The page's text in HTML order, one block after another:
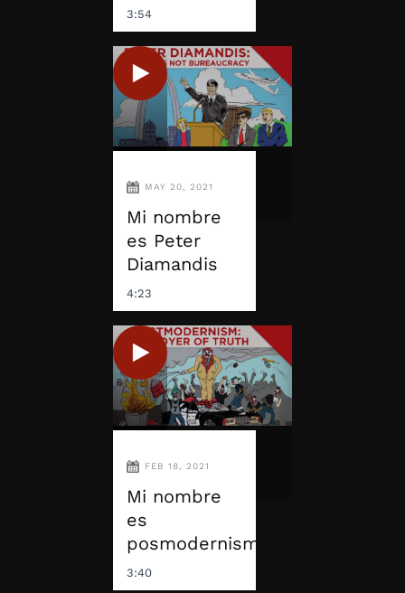
3:54
MAY 20, 2021
Mi nombre
es Peter
Diamandis
4:23
FEB 18, 2021
Mi nombre
es
posmodernismo
3:40